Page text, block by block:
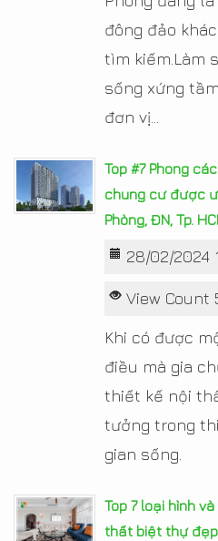
đông đảo
tìm kiếm.Làm
sống xứng
đơn vị...
Top #7 Phong
chung cư được
Phòng, ĐN, Tp.
28/02/2024
View Count
Khi có được
điều mà gia
thiết kế nội
tưởng trong
gian sống.
Top 7 loại hình
thất biệt thự